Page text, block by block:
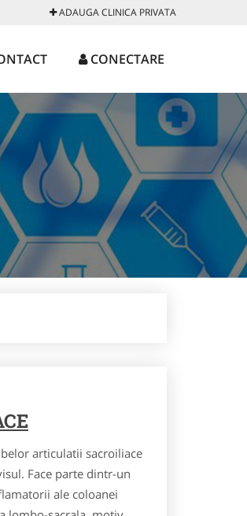
ADAUGA CLINICA PRIVATA
CONECTARE
articulatii sacroiliace
Face parte dintr-un
ale coloanei